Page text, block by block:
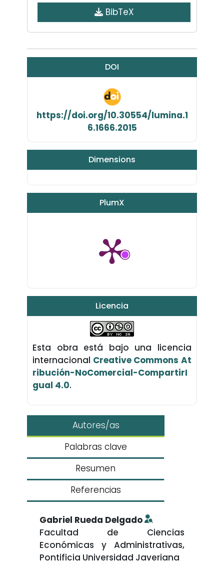
BibTeX
DOI
https://doi.org/10.30554/lumina.1
6.1666.2015
Dimensions
PlumX
Licencia
Esta obra está bajo una licencia
internacional Creative Commons At
ribución-NoComercial-CompartirI
gual 4.0.
Autores/as
Palabras clave
Resumen
Referencias
Gabriel Rueda Delgado
Facultad de Ciencias
Económicas y Administrativas,
Pontificia Universidad Javeriana